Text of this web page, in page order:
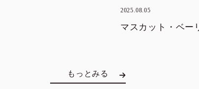
2025.08.05
もっとみる